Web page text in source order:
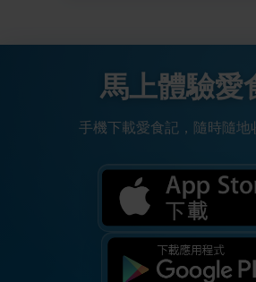
馬上體驗愛
手機下載愛食記，隨時隨地